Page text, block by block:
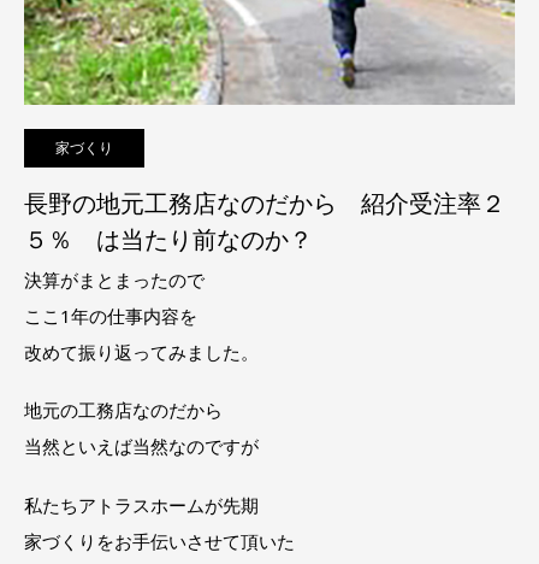
家づくり
長野の地元工務店なのだから 紹介受注率２
５％ は当たり前なのか？
決算がまとまったので
ここ1年の仕事内容を
改めて振り返ってみました。
地元の工務店なのだから
当然といえば当然なのですが
私たちアトラスホームが先期
家づくりをお手伝いさせて頂いた